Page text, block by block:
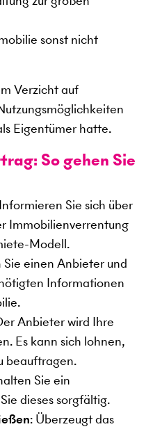
sonst nicht
Verzicht auf
Eigentümer hatte.
So gehen Sie
Sie sich über
Immobilienverrentung
Modell.
Sie einen Anbieter und
Informationen
Anbieter wird Ihre
Es kann sich lohnen,
beauftragen.
Sie ein
dieses sorgfältig.
: Überzeugt das